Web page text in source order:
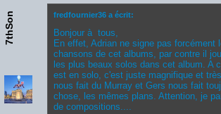
7thSon fredfournier36 a écrit:
Bonjour à tous,
En effet, Adrian ne signe pas forcément
chansons de cet albums, par contre il
les plus beaux solos dans cet album. A
est en solo, c'est juste magnifique et
nous fait du Murray et Gers nous fait
chose, les mêmes plans. Attention, je
de compositions....